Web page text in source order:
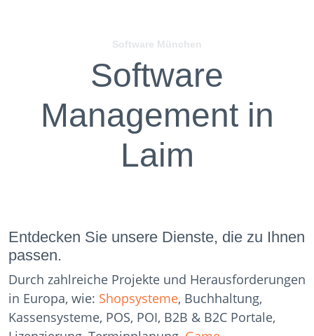
Software München
Software
Management in
Laim
Entdecken Sie unsere Dienste, die zu Ihnen
passen.
Durch zahlreiche Projekte und Herausforderungen
in Europa, wie: Shopsysteme, Buchhaltung,
Kassensysteme, POS, POI, B2B & B2C Portale,